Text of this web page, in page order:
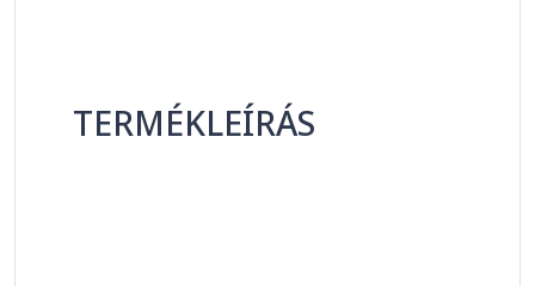
TERMÉKLEÍRÁS